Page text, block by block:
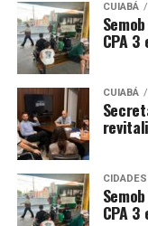
CUIABÁ
CPA
CUIABÁ
CIDADES
CPA